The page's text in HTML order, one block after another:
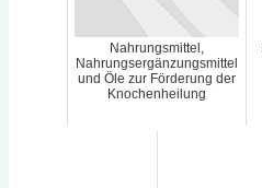
Nahrungsmittel,
Nahrungsergänzungsmittel
und Öle zur Förderung der
Knochenheilung